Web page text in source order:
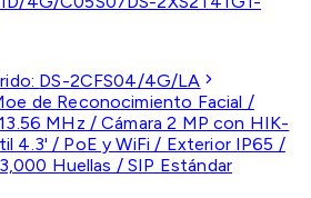
DS-2CFS04/4G/LA